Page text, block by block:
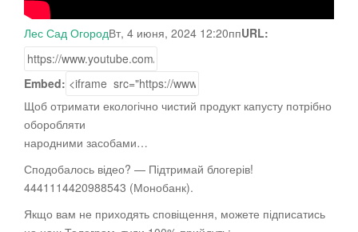
Лес Сад ОгородВт, 4 июня, 2024 12:20ппURL:
Embed:
Щоб отримати екологічно чистий продукт капусту потрібно
оборобляти
народними засобами…
Сподобалось відео? — Підтримай блогерів!
4441114420988543 (Монобанк).
Якщо вам не приходять сповіщення, можете підписатись